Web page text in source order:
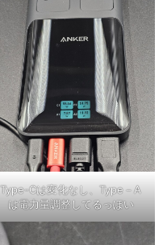
Type-Cは変化なし、Type－A
は電力量調整してるっぽい